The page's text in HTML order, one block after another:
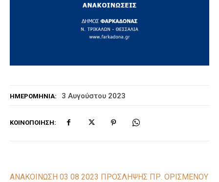
ΗΜΕΡΟΜΗΝΊΑ: 3 Αυγούστου 2023
ΚΟΙΝΟΠΟΊΗΣΗ:
ΑΝΑΚΟΙΝΩΣΗ 03 08 2023 ΠΡΟΣΛΗΨΗΣ ΠΡ. ΟΡΙΣΜΕΝΟΥ